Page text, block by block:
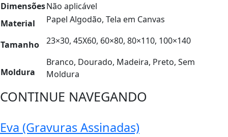
DimensõesNão aplicável
Material
Papel Algodão, Tela em Canvas
Tamanho 23×30, 45X60, 60×80, 80×110, 100×140
Moldura
Branco, Dourado, Madeira, Preto, Sem
Moldura
CONTINUE NAVEGANDO
Eva (Gravuras Assinadas)